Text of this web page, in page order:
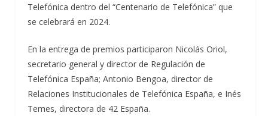
Telefónica dentro del “Centenario de Telefónica” que
se celebrará en 2024.
En la entrega de premios participaron Nicolás Oriol,
secretario general y director de Regulación de
Telefónica España; Antonio Bengoa, director de
Relaciones Institucionales de Telefónica España, e Inés
Temes, directora de 42 España.